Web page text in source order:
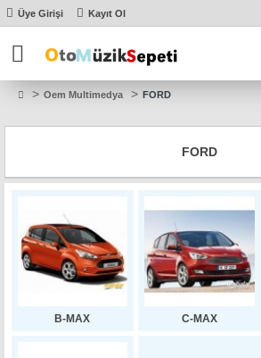
Üye Girişi Kayıt Ol
Oem Multimedya FORD
FORD
B-MAX C-MAX